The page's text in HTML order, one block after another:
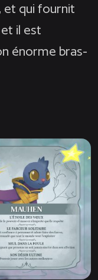
et qui fournit
il est
énorme bras-